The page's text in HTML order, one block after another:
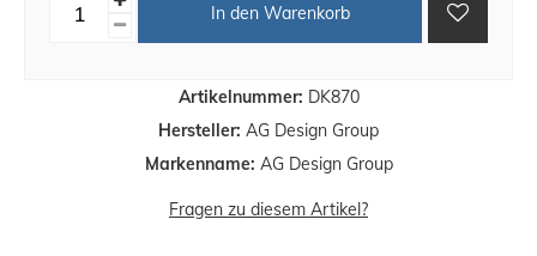
Artikelnummer: DK870
Hersteller: AG Design Group
Markenname: AG Design Group
In den Warenkorb
Fragen zu diesem Artikel?